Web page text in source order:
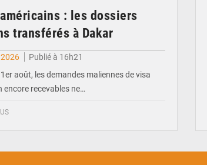
: les dossiers
transférés à Dakar
Publié à 16h21
août, les demandes maliennes de visa
encore recevables ne…